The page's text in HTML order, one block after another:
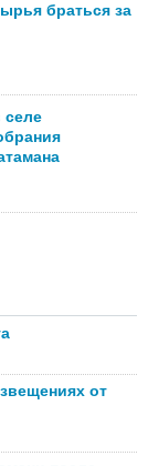
браться за
селе
от